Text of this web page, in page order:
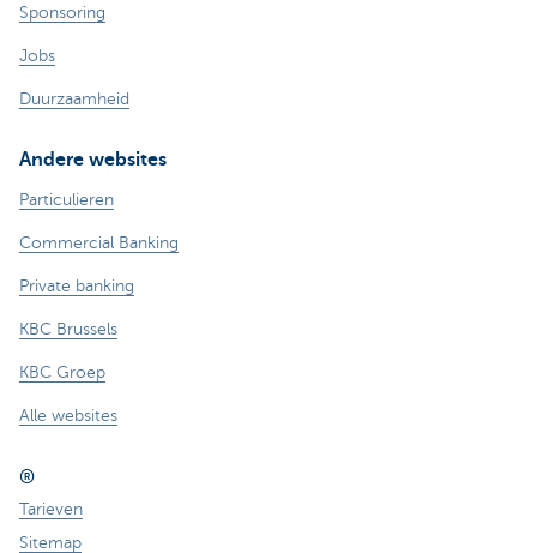
Sponsoring
Jobs
Duurzaamheid
Andere websites
Particulieren
Commercial Banking
Private banking
KBC Brussels
KBC Groep
Alle websites
®
Tarieven
Sitemap